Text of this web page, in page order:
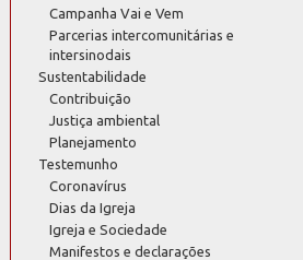
Campanha Vai e Vem
Parcerias intercomunitárias e
intersinodais
Sustentabilidade
Contribuição
Justiça ambiental
Planejamento
Testemunho
Coronavírus
Dias da Igreja
Igreja e Sociedade
Manifestos e declarações